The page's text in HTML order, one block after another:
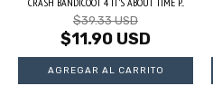
$39.33 USD
$11.90 USD